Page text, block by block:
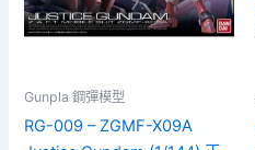
Gunpla 鋼彈模型
RG-009 – ZGMF-X09A